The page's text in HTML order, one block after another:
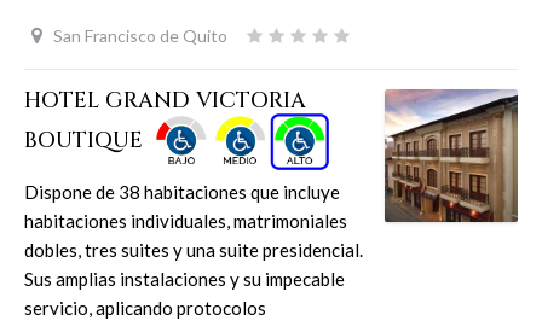
San Francisco de Quito
HOTEL GRAND VICTORIA
BOUTIQUE
Dispone de 38 habitaciones que incluye
habitaciones individuales, matrimoniales
dobles, tres suites y una suite presidencial.
Sus amplias instalaciones y su impecable
servicio, aplicando protocolos